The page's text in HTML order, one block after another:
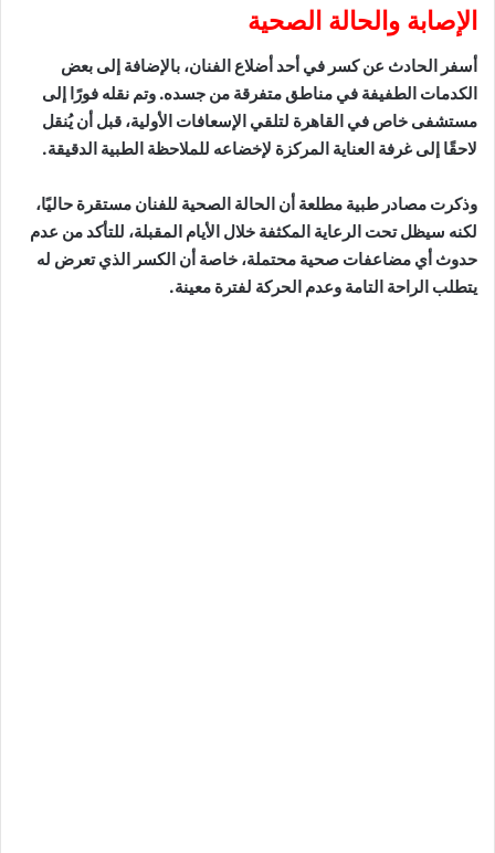
الإصابة والحالة الصحية
أسفر الحادث عن كسر في أحد أضلاع الفنان، بالإضافة إلى بعض
الكدمات الطفيفة في مناطق متفرقة من جسده. وتم نقله فورًا إلى
مستشفى خاص في القاهرة لتلقي الإسعافات الأولية، قبل أن يُنقل
لاحقًا إلى غرفة العناية المركزة لإخضاعه للملاحظة الطبية الدقيقة.
وذكرت مصادر طبية مطلعة أن الحالة الصحية للفنان مستقرة حاليًا،
لكنه سيظل تحت الرعاية المكثفة خلال الأيام المقبلة، للتأكد من عدم
حدوث أي مضاعفات صحية محتملة، خاصة أن الكسر الذي تعرض له
يتطلب الراحة التامة وعدم الحركة لفترة معينة.